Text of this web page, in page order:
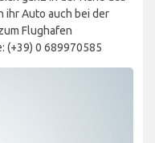
ihr Auto auch bei der
Flughafen
(+39) 0 689970585